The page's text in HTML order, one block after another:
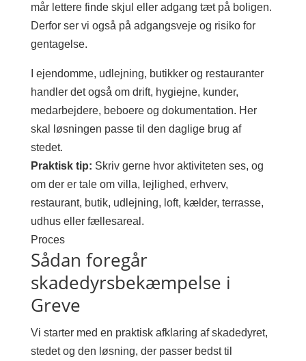
mår lettere finde skjul eller adgang tæt på boligen.
Derfor ser vi også på adgangsveje og risiko for
gentagelse.
I ejendomme, udlejning, butikker og restauranter
handler det også om drift, hygiejne, kunder,
medarbejdere, beboere og dokumentation. Her
skal løsningen passe til den daglige brug af
stedet.
Praktisk tip: Skriv gerne hvor aktiviteten ses, og
om der er tale om villa, lejlighed, erhverv,
restaurant, butik, udlejning, loft, kælder, terrasse,
udhus eller fællesareal.
Proces
Sådan foregår
skadedyrsbekæmpelse i
Greve
Vi starter med en praktisk afklaring af skadedyret,
stedet og den løsning, der passer bedst til